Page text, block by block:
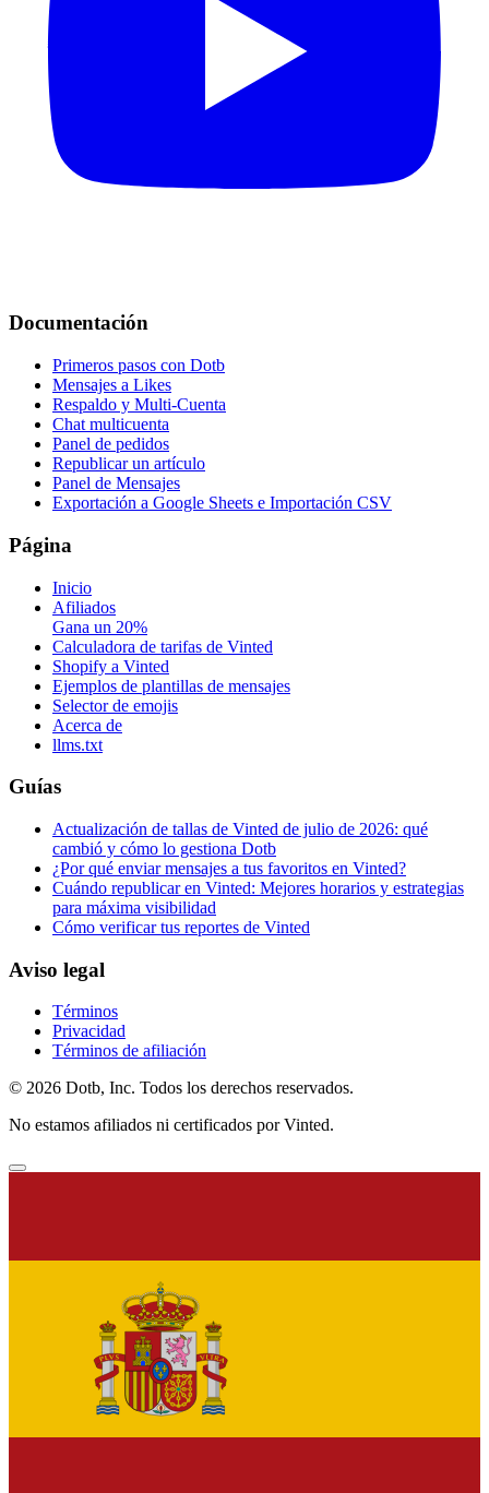
Documentación
Primeros pasos con Dotb
Mensajes a Likes
Respaldo y Multi-Cuenta
Chat multicuenta
Panel de pedidos
Republicar un artículo
Panel de Mensajes
Exportación a Google Sheets e Importación CSV
Página
Inicio
Afiliados
Gana un 20%
Calculadora de tarifas de Vinted
Shopify a Vinted
Ejemplos de plantillas de mensajes
Selector de emojis
Acerca de
llms.txt
Guías
Actualización de tallas de Vinted de julio de 2026: qué
cambió y cómo lo gestiona Dotb
¿Por qué enviar mensajes a tus favoritos en Vinted?
Cuándo republicar en Vinted: Mejores horarios y estrategias
para máxima visibilidad
Cómo verificar tus reportes de Vinted
Aviso legal
Términos
Privacidad
Términos de afiliación
© 2026 Dotb, Inc. Todos los derechos reservados.
No estamos afiliados ni certificados por Vinted.